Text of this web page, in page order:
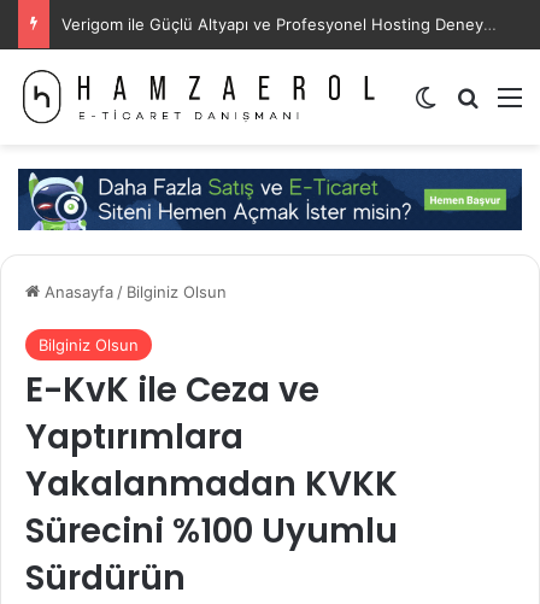
B2B Ajansı Nedir? B2B Pazarlama Neden Farklı?
Dış
Anasayfa/ Bilginiz Olsun
Bilginiz Olsun
E-KvK ile Ceza ve
Yaptırımlara
Yakalanmadan KVKK
Sürecini %100 Uyumlu
Sürdürün